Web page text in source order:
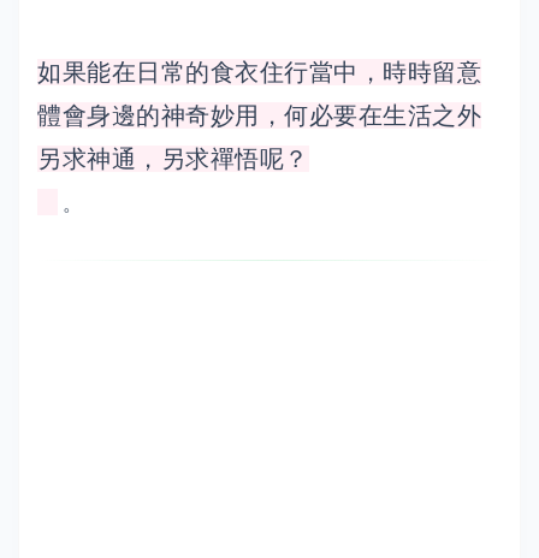
如果能在日常的食衣住行當中，時時留意
體會身邊的神奇妙用，何必要在生活之外
另求神通，另求禪悟呢？
。